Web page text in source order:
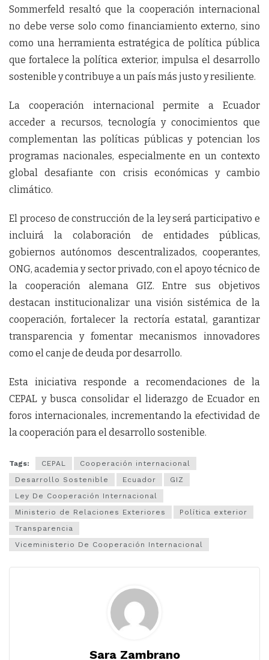
Sommerfeld resaltó que la cooperación internacional
no debe verse solo como financiamiento externo, sino
como una herramienta estratégica de política pública
que fortalece la política exterior, impulsa el desarrollo
sostenible y contribuye a un país más justo y resiliente.
La cooperación internacional permite a Ecuador
acceder a recursos, tecnología y conocimientos que
complementan las políticas públicas y potencian los
programas nacionales, especialmente en un contexto
global desafiante con crisis económicas y cambio
climático.
El proceso de construcción de la ley será participativo e
incluirá la colaboración de entidades públicas,
gobiernos autónomos descentralizados, cooperantes,
ONG, academia y sector privado, con el apoyo técnico de
la cooperación alemana GIZ. Entre sus objetivos
destacan institucionalizar una visión sistémica de la
cooperación, fortalecer la rectoría estatal, garantizar
transparencia y fomentar mecanismos innovadores
como el canje de deuda por desarrollo.
Esta iniciativa responde a recomendaciones de la
CEPAL y busca consolidar el liderazgo de Ecuador en
foros internacionales, incrementando la efectividad de
la cooperación para el desarrollo sostenible.
Tags: CEPAL
Cooperación internacional
Desarrollo Sostenible
Ecuador
GIZ
Ley De Cooperación Internacional
Ministerio de Relaciones Exteriores
Política exterior
Transparencia
Viceministerio De Cooperación Internacional
Sara Zambrano